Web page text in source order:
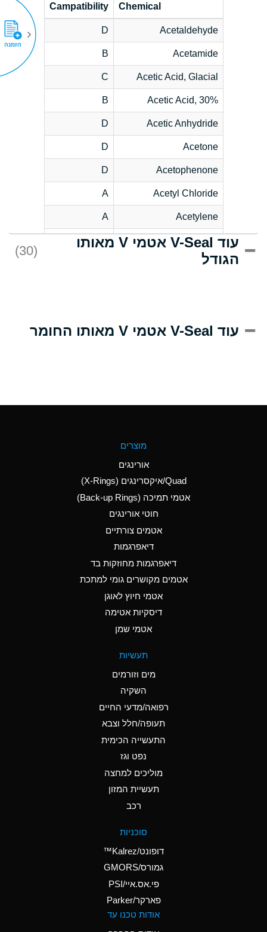
Chemical
Campatibility
Acetaldehyde
D
Acetamide
B
Acetic Acid, Glacial
C
Acetic Acid, 30%
B
Acetic Anhydride
D
Acetone
D
Acetophenone
D
Acetyl Chloride
A
Acetylene
A
Acrlylonitrile
C
Adipic Acid
(Aqueous)
Aluminum Nitrate
(Aqueous)
Aluminum Phosphate
Ammonia Anhydrous
D
Ammonia Gas (cold)
D
Ammonia Gas (hot)
Ammonium Hydroxide
B
Ammonium Nitrate
Ammonium Nitrite
Ammonium Persulfate
Ammonium Phosphate
A
Ammonium Sulfate
B
עוד V-Seal אטמי V מאותו
הגודל
(30)
עוד V-Seal אטמי V מאותו החומר
מוצרים
אורינגים
Quad/איקסרינגים (X-Rings)
אטמי תמיכה (Back-up Rings)
חוטי אורינגים
אטמים צורתיים
דיאפרגמות
דיאפרגמות מחוזקות בד
אטמים מקושרים גומי למתכת
אטמי חיוץ לאוגן
דיסקיות אטימה
אטמי שמן
תעשיות
מים וזורמים
השקיה
רפואה/מדעי החיים
תעופה/חלל וצבא
התעשייה הכימית
נפט וגז
מוליכים למחצה
תעשיית המזון
רכב
סוכניות
דופונט/Kalrez™
גמורס/GMORS
פי.אס.איי/PSI
פארקר/Parker
אודות טכנו עד
הזמנה